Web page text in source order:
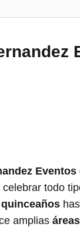
Eventos
celebrar todo
quinceaños
amplias